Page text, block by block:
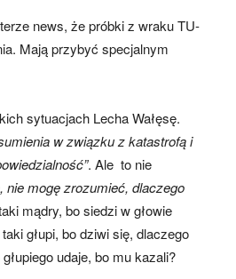
news, że próbki z wraku TU-
Mają przybyć specjalnym
sytuacjach Lecha Wałęsę.
w związku z katastrofą i
. Ale to nie
nie mogę zrozumieć, dlaczego
mądry, bo siedzi w głowie
głupi, bo dziwi się, dlaczego
udaje, bo mu kazali?